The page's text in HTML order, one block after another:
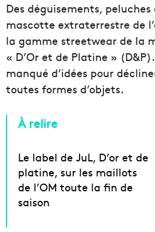
Des déguisements,
mascotte extraterrestre de
la gamme streetwear de la
« D’Or et de Platine »
manqué d’idées pour
toutes formes d’objets.
À relire
Le label de JuL, D’or et de
platine, sur les maillots
de l’OM toute la fin de
saison